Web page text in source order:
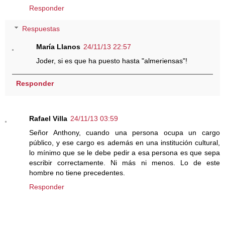
Responder
Respuestas
María Llanos 24/11/13 22:57
Joder, si es que ha puesto hasta "almeriensas"!
Responder
Rafael Villa 24/11/13 03:59
Señor Anthony, cuando una persona ocupa un cargo
público, y ese cargo es además en una institución cultural,
lo mínimo que se le debe pedir a esa persona es que sepa
escribir correctamente. Ni más ni menos. Lo de este
hombre no tiene precedentes.
Responder